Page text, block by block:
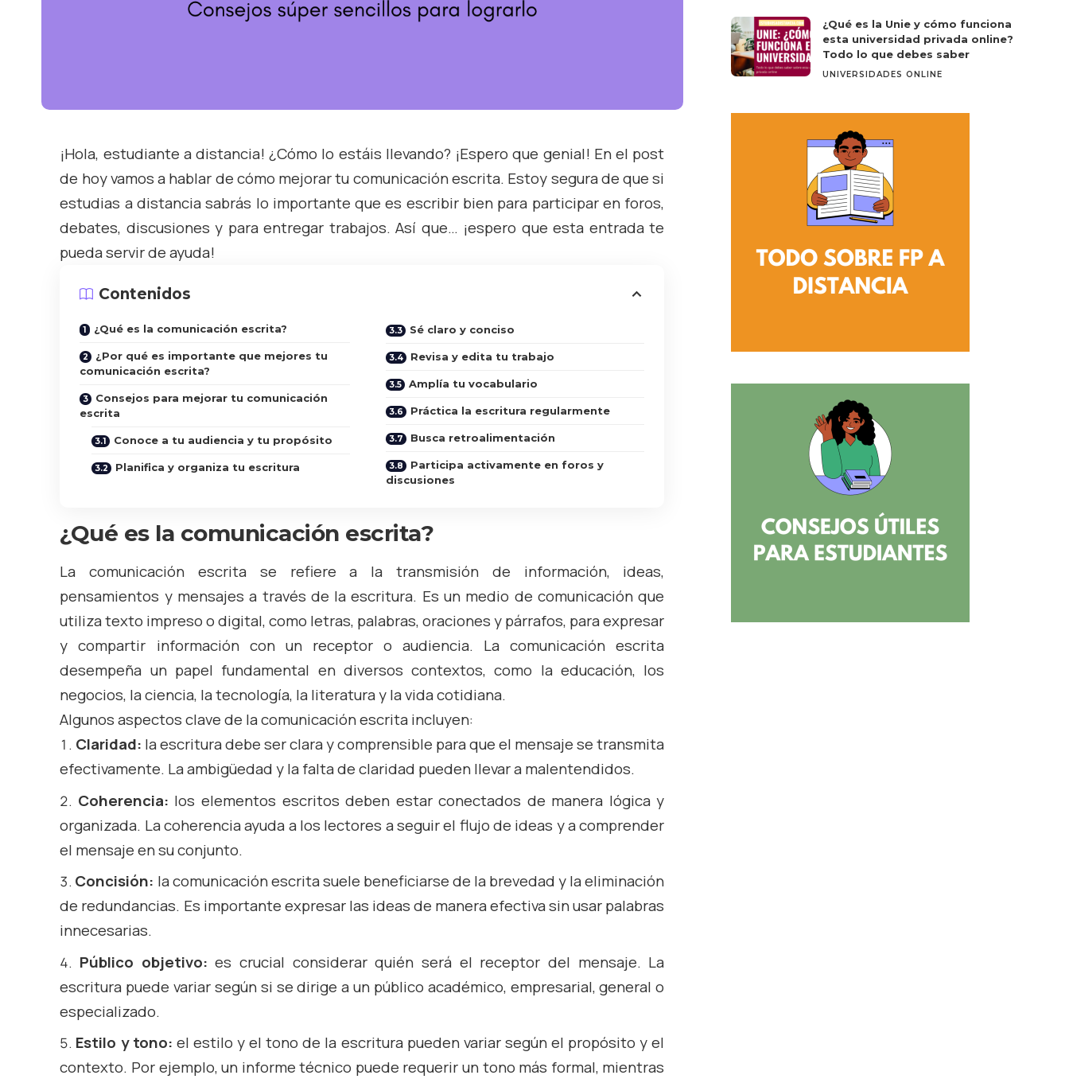
¡Hola, estudiante a distancia! ¿Cómo lo estáis llevando? ¡Espero que genial! En el post
de hoy vamos a hablar de cómo mejorar tu comunicación escrita. Estoy segura de que si
estudias a distancia sabrás lo importante que es escribir bien para participar en foros,
debates, discusiones y para entregar trabajos. Así que… ¡espero que esta entrada te
pueda servir de ayuda!
Contenidos
¿Qué es la comunicación escrita?
¿Por qué es importante que mejores tu
comunicación escrita?
Consejos para mejorar tu comunicación
escrita
Conoce a tu audiencia y tu propósito
Planifica y organiza tu escritura
Sé claro y conciso
Revisa y edita tu trabajo
Amplía tu vocabulario
Práctica la escritura regularmente
Busca retroalimentación
Participa activamente en foros y
discusiones
¿Qué es la comunicación escrita?
La comunicación escrita se refiere a la transmisión de información, ideas,
pensamientos y mensajes a través de la escritura. Es un medio de comunicación que
utiliza texto impreso o digital, como letras, palabras, oraciones y párrafos, para expresar
y compartir información con un receptor o audiencia. La comunicación escrita
desempeña un papel fundamental en diversos contextos, como la educación, los
negocios, la ciencia, la tecnología, la literatura y la vida cotidiana.
Algunos aspectos clave de la comunicación escrita incluyen:
Claridad: la escritura debe ser clara y comprensible para que el mensaje se transmita
efectivamente. La ambigüedad y la falta de claridad pueden llevar a malentendidos.
Coherencia: los elementos escritos deben estar conectados de manera lógica y
organizada. La coherencia ayuda a los lectores a seguir el flujo de ideas y a comprender
el mensaje en su conjunto.
Concisión: la comunicación escrita suele beneficiarse de la brevedad y la eliminación
de redundancias. Es importante expresar las ideas de manera efectiva sin usar palabras
innecesarias.
Público objetivo: es crucial considerar quién será el receptor del mensaje. La
escritura puede variar según si se dirige a un público académico, empresarial, general o
especializado.
Estilo y tono: el estilo y el tono de la escritura pueden variar según el propósito y el
contexto. Por ejemplo, un informe técnico puede requerir un tono más formal, mientras
¿Qué es la Unie y cómo funciona
esta universidad privada online?
Todo lo que debes saber
UNIVERSIDADES ONLINE